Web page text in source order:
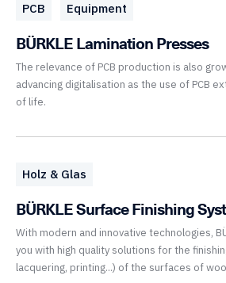
PCB Equipment
BÜRKLE Lamination Presses
The relevance of PCB production is also
advancing digitalisation as the use of PCB
of life.
Holz & Glas
BÜRKLE Surface Finishing
With modern and innovative technologies,
you with high quality solutions for the
lacquering, printing...) of the surfaces of